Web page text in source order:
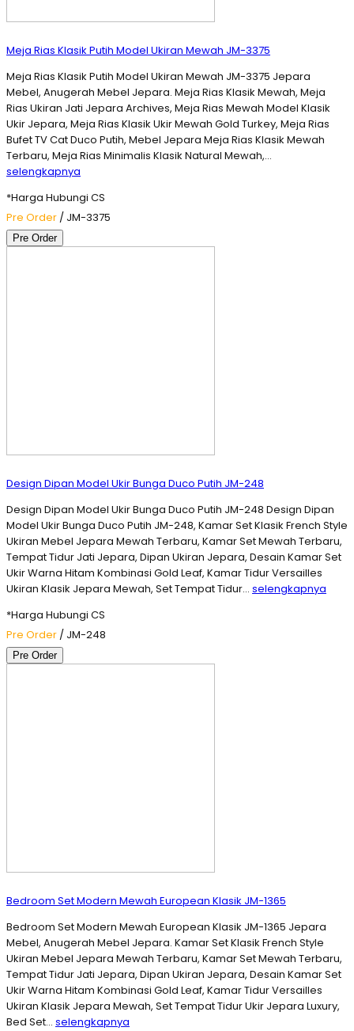
Meja Rias Klasik Putih Model Ukiran Mewah JM-3375
Meja Rias Klasik Putih Model Ukiran Mewah JM-3375 Jepara
Mebel, Anugerah Mebel Jepara. Meja Rias Klasik Mewah, Meja
Rias Ukiran Jati Jepara Archives, Meja Rias Mewah Model Klasik
Ukir Jepara, Meja Rias Klasik Ukir Mewah Gold Turkey, Meja Rias
Bufet TV Cat Duco Putih, Mebel Jepara Meja Rias Klasik Mewah
Terbaru, Meja Rias Minimalis Klasik Natural Mewah,…
selengkapnya
*Harga Hubungi CS
Pre Order / JM-3375
Pre Order
Design Dipan Model Ukir Bunga Duco Putih JM-248
Design Dipan Model Ukir Bunga Duco Putih JM-248 Design Dipan
Model Ukir Bunga Duco Putih JM-248, Kamar Set Klasik French Style
Ukiran Mebel Jepara Mewah Terbaru, Kamar Set Mewah Terbaru,
Tempat Tidur Jati Jepara, Dipan Ukiran Jepara, Desain Kamar Set
Ukir Warna Hitam Kombinasi Gold Leaf, Kamar Tidur Versailles
Ukiran Klasik Jepara Mewah, Set Tempat Tidur… selengkapnya
*Harga Hubungi CS
Pre Order / JM-248
Pre Order
Bedroom Set Modern Mewah European Klasik JM-1365
Bedroom Set Modern Mewah European Klasik JM-1365 Jepara
Mebel, Anugerah Mebel Jepara. Kamar Set Klasik French Style
Ukiran Mebel Jepara Mewah Terbaru, Kamar Set Mewah Terbaru,
Tempat Tidur Jati Jepara, Dipan Ukiran Jepara, Desain Kamar Set
Ukir Warna Hitam Kombinasi Gold Leaf, Kamar Tidur Versailles
Ukiran Klasik Jepara Mewah, Set Tempat Tidur Ukir Jepara Luxury,
Bed Set… selengkapnya